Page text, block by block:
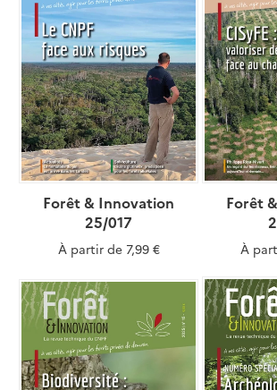
Forêt & Innovation
25/017
À partir de 7,99 €
Forêt
À